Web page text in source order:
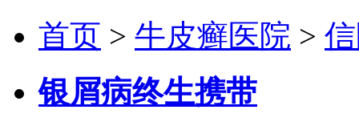
首页 > 牛皮癣医院 >
银屑病终生携带